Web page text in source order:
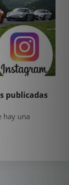
publicadas
hay una